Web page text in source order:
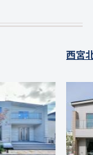
西宮